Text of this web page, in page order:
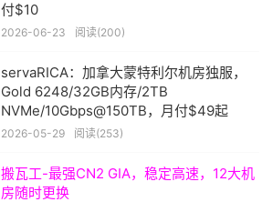
付$10
2026-06-23 阅读(200)
servaRICA：加拿大蒙特利尔机房独服，
Gold 6248/32GB内存/2TB
NVMe/10Gbps@150TB，月付$49起
2026-05-29 阅读(253)
搬瓦工-最强CN2 GIA，稳定高速，12大机
房随时更换